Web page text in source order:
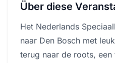
Über diese
Het Nederlands
naar Den Bosch met
terug naar de roots, een